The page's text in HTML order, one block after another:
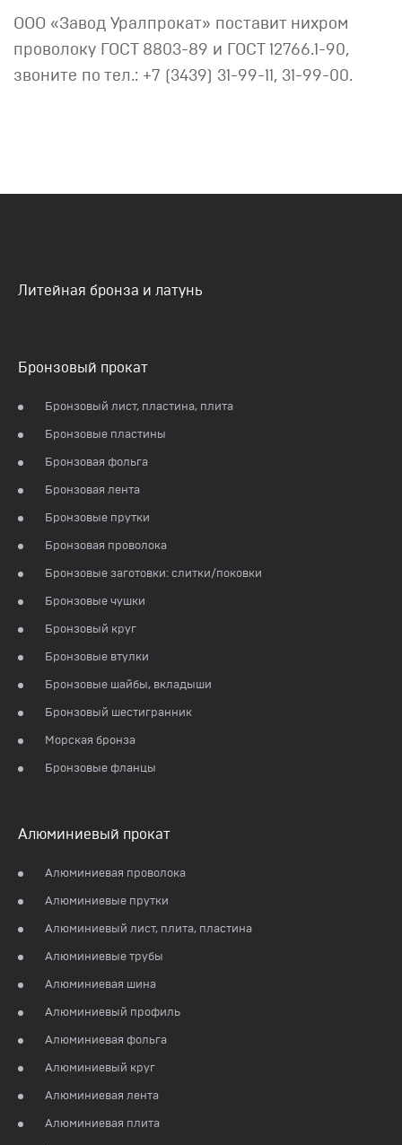
ООО «Завод Уралпрокат» поставит нихром
проволоку ГОСТ 8803-89 и ГОСТ 12766.1-90,
звоните по тел.: +7 (3439) 31-99-11, 31-99-00.
Литейная бронза и латунь
Бронзовый прокат
Бронзовый лист, пластина, плита
Бронзовые пластины
Бронзовая фольга
Бронзовая лента
Бронзовые прутки
Бронзовая проволока
Бронзовые заготовки: слитки/поковки
Бронзовые чушки
Бронзовый круг
Бронзовые втулки
Бронзовые шайбы, вкладыши
Бронзовый шестигранник
Морская бронза
Бронзовые фланцы
Алюминиевый прокат
Алюминиевая проволока
Алюминиевые прутки
Алюминиевый лист, плита, пластина
Алюминиевые трубы
Алюминиевая шина
Алюминиевый профиль
Алюминиевая фольга
Алюминиевый круг
Алюминиевая лента
Алюминиевая плита